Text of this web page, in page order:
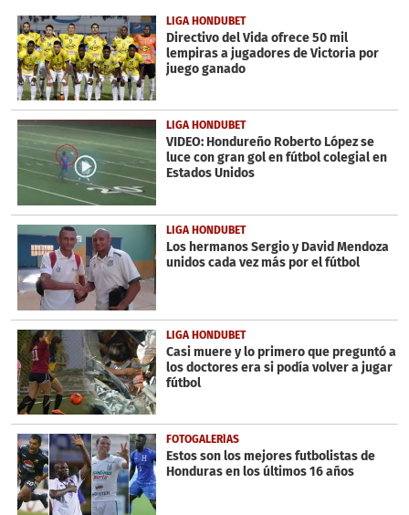
14
seconds
LIGA HONDUBET
Directivo del Vida ofrece 50 mil
lempiras a jugadores de Victoria por
juego ganado
LIGA HONDUBET
VIDEO: Hondureño Roberto López se
luce con gran gol en fútbol colegial en
Estados Unidos
LIGA HONDUBET
Los hermanos Sergio y David Mendoza
unidos cada vez más por el fútbol
LIGA HONDUBET
Casi muere y lo primero que preguntó a
los doctores era si podía volver a jugar
fútbol
FOTOGALERÍAS
Estos son los mejores futbolistas de
Honduras en los últimos 16 años